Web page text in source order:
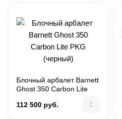
Блочный арбалет Barnett
Ghost 350 Carbon Lite
112 500 руб.